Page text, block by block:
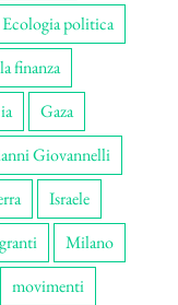
Ecologia politica
finanza
Gaza
Giovannelli
Israele
Milano
movimenti